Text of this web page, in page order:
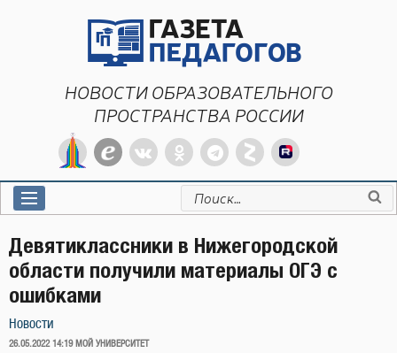
НОВОСТИ ОБРАЗОВАТЕЛЬНОГО
ПРОСТРАНСТВА РОССИИ
Искать:
Девятиклассники в Нижегородской
области получили материалы ОГЭ с
ошибками
Новости
ОПУБЛИКОВАНО
26.05.2022 14:19 МОЙ УНИВЕРСИТЕТ